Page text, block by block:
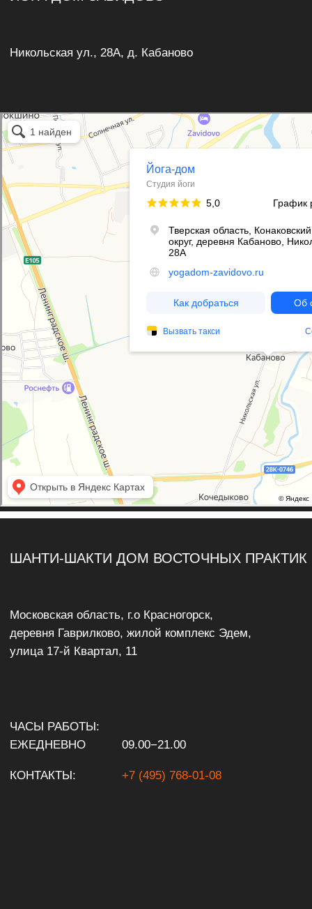
ITY WEAR
ИП Митрохина А. С.
ОГРН 324 508 100 159 382
18.1 Федерального закона РФ
+7 (925) 903-13-45
ГЛАВНАЯ
КАТАЛОГ
ЖЕНСКОЕ
МУЖСКОЕ
ПОДАРОЧНЫЕ СЕРТИФИКАТЫ
SALE SALE SALE
О БРЕНДЕ
МЫ В ВАШЕЙ ЙОГА СТУДИИ
КОЛЛАБОРАЦИИ
МЫ ОФФЛАЙН
РЕКОМЕНДАЦИИ ПО УХОДУ
ОПЛАТА И ДОСТАВКА
ОБМЕН И ВОЗВРАТ
ПОЛИТИКА КОНФИДЕНЦИАЛЬНОСТИ
ДОГОВОР ОФЕРТЫ
СОГЛАСИЕ НА ОБРАБОТКУ ПЕРСОНАЛЬНЫХ ДАННЫХ
СОГЛАСИЕ НА ИСПОЛЬЗОВАНИЕ ФАЙЛОВ COOKIE